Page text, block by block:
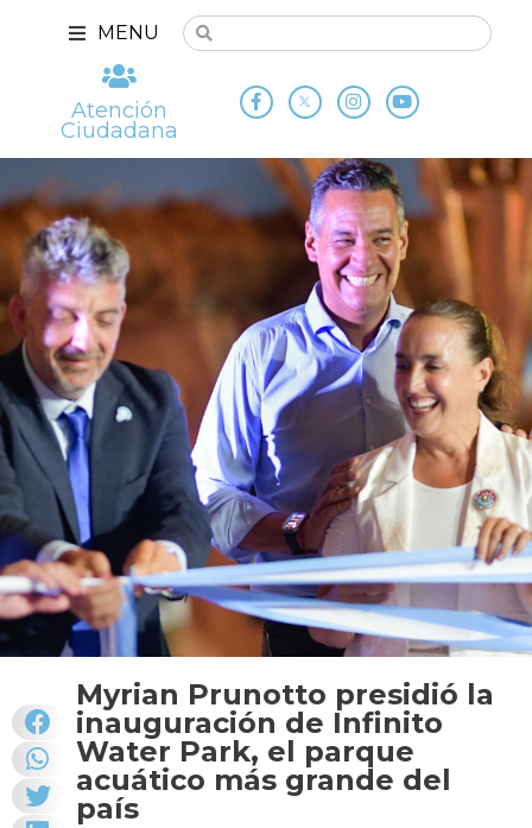
MENU
Atención
Ciudadana
Myrian Prunotto presidió la
inauguración de Infinito
Water Park, el parque
acuático más grande del
país